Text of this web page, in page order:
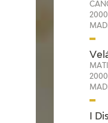
2000
2000
I